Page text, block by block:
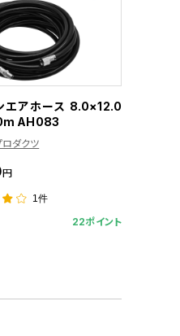
エアホース 8.0×12.0
AH083
ロダクツ
円
1件
22ポイント